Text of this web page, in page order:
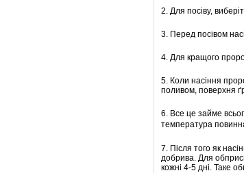
2. Для посіву,
3. Перед посівом
4. Для кращого
5. Коли насіння
поливом, поверхня
6. Все це займе
температура
7. Після того як
добрива. Для
кожні 4-5 дні. Таке